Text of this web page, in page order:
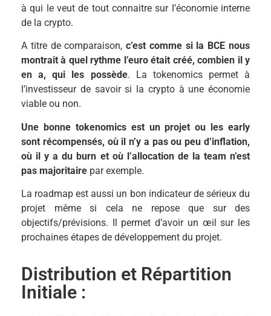
à qui le veut de tout connaitre sur l’économie interne
de la crypto.
A titre de comparaison,c’est comme si la BCE nous
montrait à quel rythme l’euro était créé, combien il y
en a, qui les possède. La tokenomics permet à
l’investisseur de savoir si la crypto à une économie
viable ou non.
Une bonne tokenomics est un projet ou les early
sont récompensés, où il n’y a pas ou peu d’inflation,
où il y a du burn et où l’allocation de la team n’est
pas majoritaire par exemple.
La roadmap est aussi un bon indicateur de sérieux du
projet même si cela ne repose que sur des
objectifs/prévisions. Il permet d’avoir un œil sur les
prochaines étapes de développement du projet.
Distribution et Répartition
Initiale :